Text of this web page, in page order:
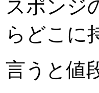
スポンジ
らどこに
言うと値